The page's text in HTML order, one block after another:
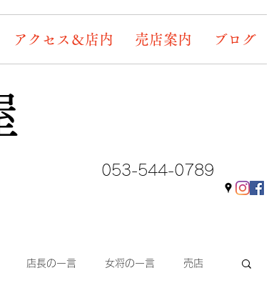
アクセス＆店内 売店案内 ブログ
053-544-0789
店長の一言 女将の一言 売店